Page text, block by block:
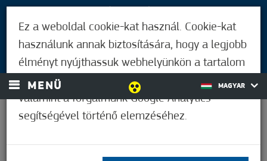
BEJELENTKEZÉS
MENÜ MAGYAR
Ez a weboldal cookie-kat használ. Cookie-kat
használunk annak biztosítására, hogy a legjobb
élményt nyújthassuk webhelyünkön a tartalom
és a hirdetések személyre szabásához,
valamint a forgalmunk Google Analytics
segítségével történő elemzéséhez.